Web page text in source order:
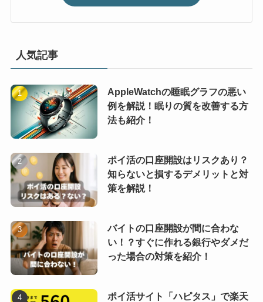
人気記事
AppleWatchの睡眠グラフの悪い
例を解説！眠りの質を改善する方
法も紹介！
ポイ活の口座開設はリスクあり？
知らないと損するデメリットと対
策を解説！
バイトの口座開設が間に合わな
い！？すぐに作れる銀行やダメだ
った場合の対策を紹介！
ポイ活サイト「ハピタス」で楽天